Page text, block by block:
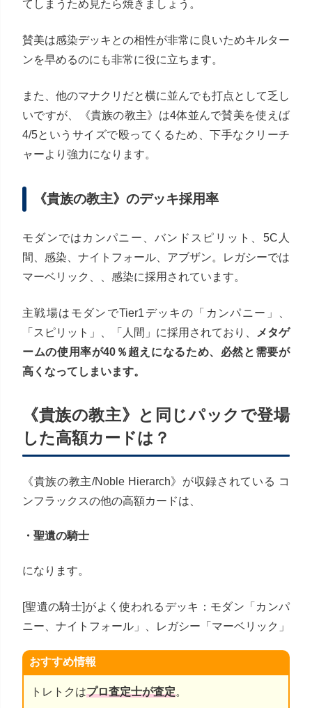
てしまうため見たら焼きましょう。
賛美は感染デッキとの相性が非常に良いためキルター
ンを早めるのにも非常に役に立ちます。
また、他のマナクリだと横に並んでも打点として乏し
いですが、《貴族の教主》は4体並んで賛美を使えば
4/5というサイズで殴ってくるため、下手なクリーチ
ャーより強力になります。
《貴族の教主》のデッキ採用率
モダンではカンパニー、バンドスピリット、5C人
間、感染、ナイトフォール、アブザン。レガシーでは
マーベリック、、感染に採用されています。
主戦場はモダンでTier1デッキの「カンパニー」、
「スピリット」、「人間」に採用されており、
メタゲ
ームの使用率が40％超えになるため、必然と需要が
高くなってしまいます。
《貴族の教主》と同じパックで登場
した高額カードは？
《貴族の教主/Noble Hierarch》が収録されている コ
ンフラックスの他の高額カードは、
・聖遺の騎士
になります。
[聖遺の騎士]がよく使われるデッキ：モダン「カンパ
ニー、ナイトフォール」、レガシー「マーベリック」
おすすめ情報
トレトクはプロ査定士が査定。